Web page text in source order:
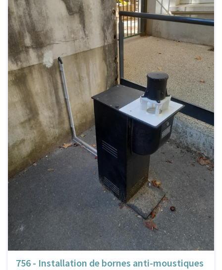
756 - Installation de bornes anti-moustiques